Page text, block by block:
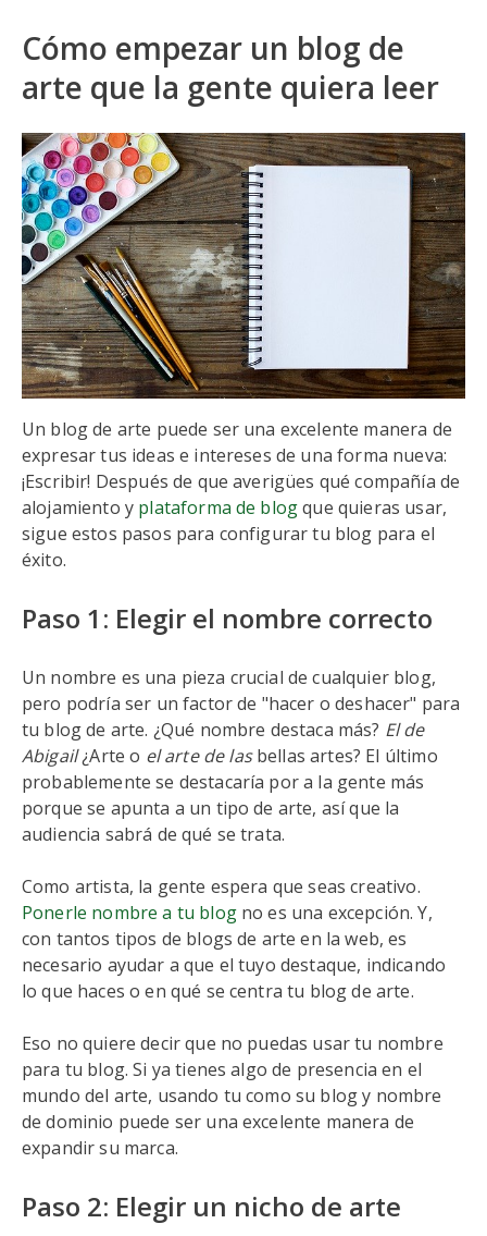
Cómo empezar un blog de
arte que la gente quiera leer
Un blog de arte puede ser una excelente manera de
expresar tus ideas e intereses de una forma nueva:
¡Escribir! Después de que averigües qué compañía de
alojamiento y plataforma de blogque quieras usar,
sigue estos pasos para configurar tu blog para el
éxito.
Paso 1: Elegir el nombre correcto
Un nombre es una pieza crucial de cualquier blog,
pero podría ser un factor de "hacer o deshacer" para
tu blog de arte. ¿Qué nombre destaca más? El de
Abigail¿Arte o elartede lasbellas artes? El último
probablemente se destacaría por a la gente más
porque se apunta a un tipo de arte, así que la
audiencia sabrá de qué se trata.
Como artista, la gente espera que seas creativo.
Ponerle nombre a tu blogno es una excepción. Y,
con tantos tipos de blogs de arte en la web, es
necesario ayudar a que el tuyo destaque, indicando
lo que haces o en qué se centra tu blog de arte.
Eso no quiere decir que no puedas usar tu nombre
para tu blog. Si ya tienes algo de presencia en el
mundo del arte, usando tu como su blog y nombre
de dominio puede ser una excelente manera de
expandir su marca.
Paso 2: Elegir un nicho de arte